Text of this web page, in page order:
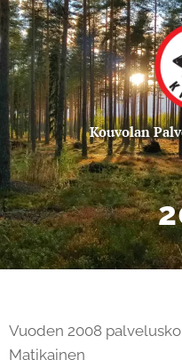
Kouvolan
Vuoden 2008
Matikainen